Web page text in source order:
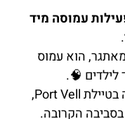
עמוסה מיד
.
הוא עמוס
לילדים 🧠.
שילוב חכם הוא עם הליכה רגועה בטיילת Port Vell,
הקרובה.